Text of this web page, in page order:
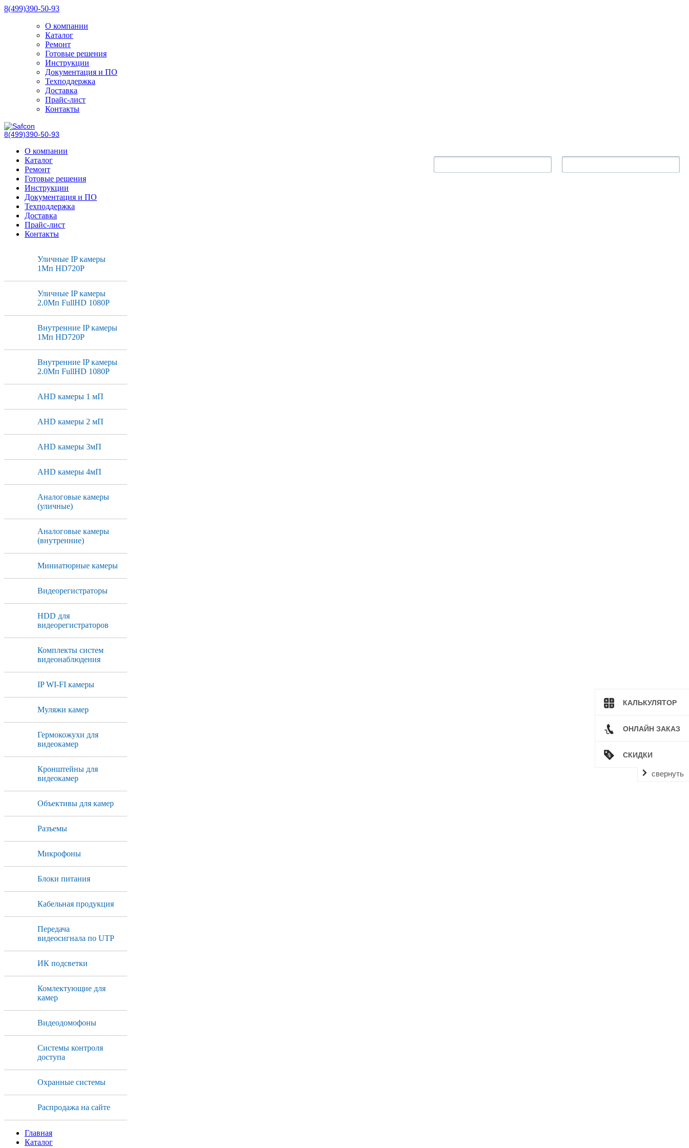
КАЛЬКУЛЯТОР
ОНЛАЙН ЗАКАЗ
СКИДКИ
свернуть
8(499)390-50-93
О компании
Каталог
Ремонт
Готовые решения
Инструкции
Документация и ПО
Техподдержка
Доставка
Прайс-лист
Контакты
8(499)390-50-93
О компании
Каталог
Ремонт
Готовые решения
Инструкции
Документация и ПО
Техподдержка
Доставка
Прайс-лист
Контакты
Уличные IP камеры
1Мп HD720P
Уличные IP камеры
2.0Мп FullHD 1080P
Внутренние IP камеры
1Мп HD720P
Внутренние IP камеры
2.0Мп FullHD 1080P
AHD камеры 1 мП
AHD камеры 2 мП
AHD камеры 3мП
AHD камеры 4мП
Аналоговые камеры
(уличные)
Аналоговые камеры
(внутренние)
Миниатюрные камеры
Видеорегистраторы
HDD для
видеорегистраторов
Комплекты систем
видеонаблюдения
IP WI-FI камеры
Муляжи камер
Гермокожухи для
видеокамер
Кронштейны для
видеокамер
Объективы для камер
Разъемы
Микрофоны
Блоки питания
Кабельная продукция
Передача
видеосигнала по UTP
ИК подсветки
Комлектующие для
камер
Видеодомофоны
Системы контроля
доступа
Охранные системы
Распродажа на сайте
Главная
Каталог